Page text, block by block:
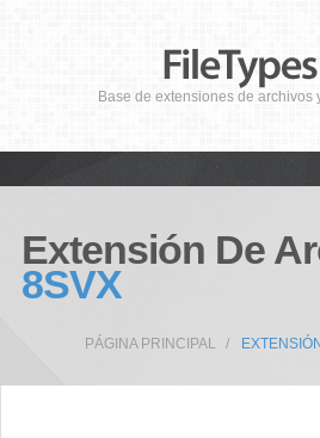
Base de extensiones de archivos
Extensión De
8SVX
PÁGINA PRINCIPAL